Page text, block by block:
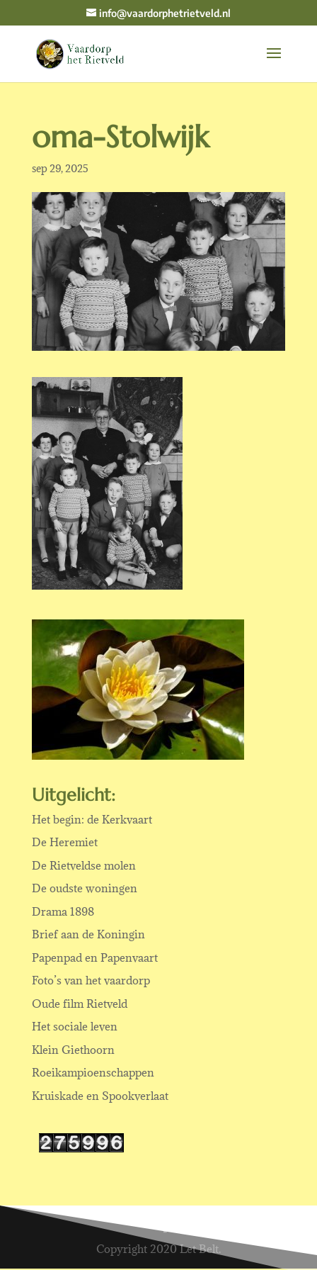
info@vaardorphetrietveld.nl
oma-Stolwijk
sep 29, 2025
Uitgelicht:
Het begin: de Kerkvaart
De Heremiet
De Rietveldse molen
De oudste woningen
Drama 1898
Brief aan de Koningin
Papenpad en Papenvaart
Foto’s van het vaardorp
Oude film Rietveld
Het sociale leven
Klein Giethoorn
Roeikampioenschappen
Kruiskade en Spookverlaat
Copyright 2020 Let Belt.